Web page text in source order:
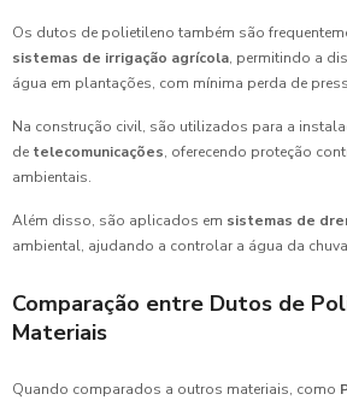
Os dutos de polietileno também são
sistemas de irrigação agrícola, permitindo a
água em plantações, com mínima perda de
Na construção civil, são utilizados para a
de telecomunicações, oferecendo proteção
ambientais.
Além disso, são aplicados em sistemas de
ambiental, ajudando a controlar a água da
Comparação entre Dutos de
Materiais
Quando comparados a outros materiais, como